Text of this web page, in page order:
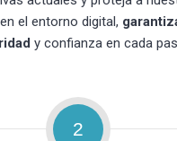
el entorno digital,
y confianza en cada
2